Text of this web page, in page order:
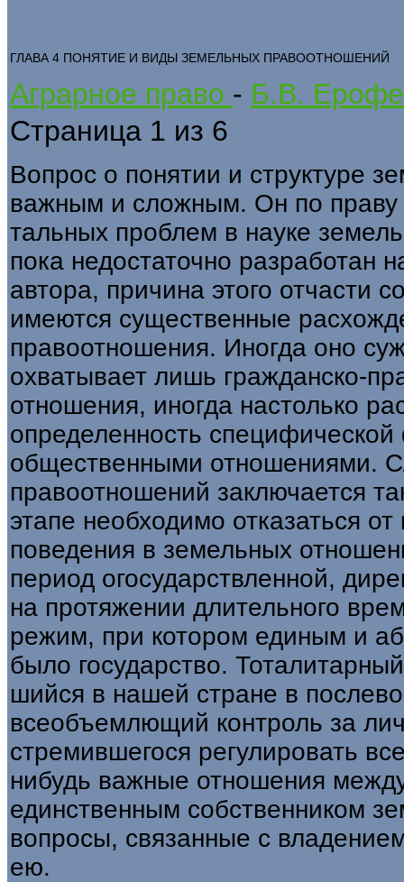
ГЛАВА 4 ПОНЯТИЕ И ВИДЫ ЗЕМЕЛЬНЫХ ПРАВООТНОШЕНИЙ
Аграрное право - Б.В.
Страница 1 из 6
Вопрос о понятии и структуре
важным и сложным. Он по праву
тальных проблем в науке
пока недостаточно разработан
авто­ра, причина этого отчасти
имеют­ся существенные
правоот­ношения. Иногда оно
охватывает лишь гражданско-
отношения, иногда настоль­ко
определенность
общественными отношениями.
правоотношений заключается
этапе необходимо отказаться
поведения в земельных
период огосударствленной,
на протяжении длительного
режим, при котором единым и
было государство.
шийся в нашей стране в
всеобъ­емлющий контроль за
стремивше­гося регулировать
нибудь важ­ные отношения
единственным собственником
вопросы, связан­ные с
ею.